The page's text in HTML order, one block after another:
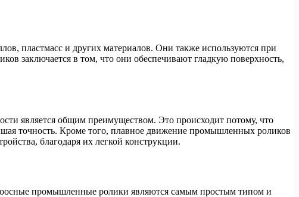
пластмасс и других материалов. Они также используются при
заключается в том, что они обеспечивают гладкую поверхность,
является общим преимуществом. Это происходит потому, что
точность. Кроме того, плавное движение промышленных роликов
благодаря их легкой конструкции.
промышленные ролики являются самым простым типом и